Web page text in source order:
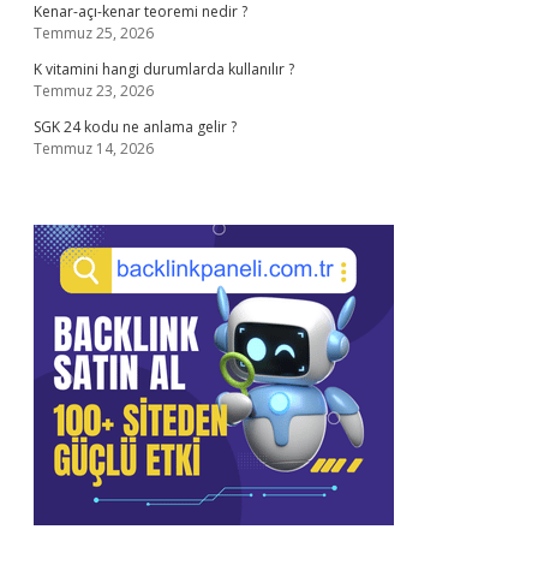
Kenar-açı-kenar teoremi nedir ?
Temmuz 25, 2026
K vitamini hangi durumlarda kullanılır ?
Temmuz 23, 2026
SGK 24 kodu ne anlama gelir ?
Temmuz 14, 2026